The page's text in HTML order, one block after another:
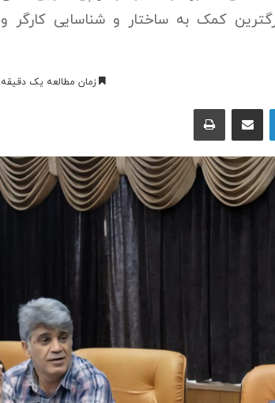
بزرگترین کمک به ساختار و شناسایی کارگر و
زمان مطالعه یک دقیقه
لینکداین